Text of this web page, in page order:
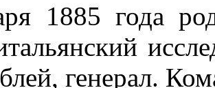
1885 года
генерал.